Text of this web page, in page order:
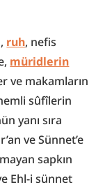
ruh, nefis
müridlerin
ve makamların
sûfîlerin
yanı sıra
ve Sünnet’e
sapkın
Ehl-i sünnet